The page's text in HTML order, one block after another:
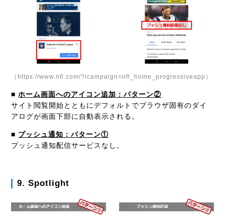
（https://www.nfl.com/?icampaign=nfl_home_progressiveapp）
■ ホーム画面へのアイコン追加：パターン②
サイト閲覧開始とともにデフォルトでブラウザ固有のダイ
アログが画面下部に自動表示される。
■ プッシュ通知：パターン①
プッシュ通知配信サービスなし。
9. Spotlight